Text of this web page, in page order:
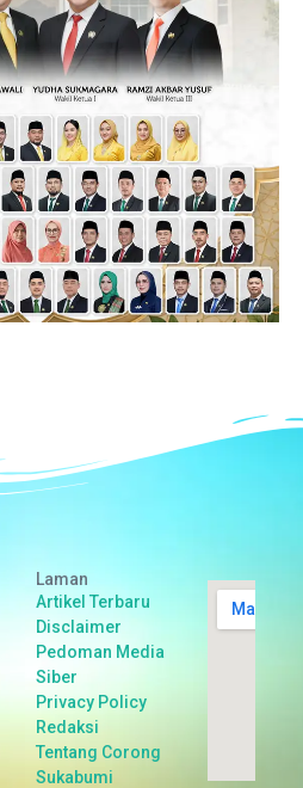
Laman
Artikel Terbaru
Disclaimer
Pedoman Media
Siber
Privacy Policy
Redaksi
Tentang Corong
Sukabumi